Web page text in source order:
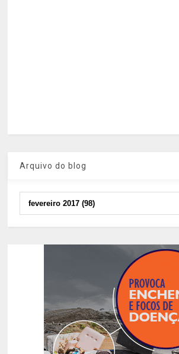
Arquivo do blog